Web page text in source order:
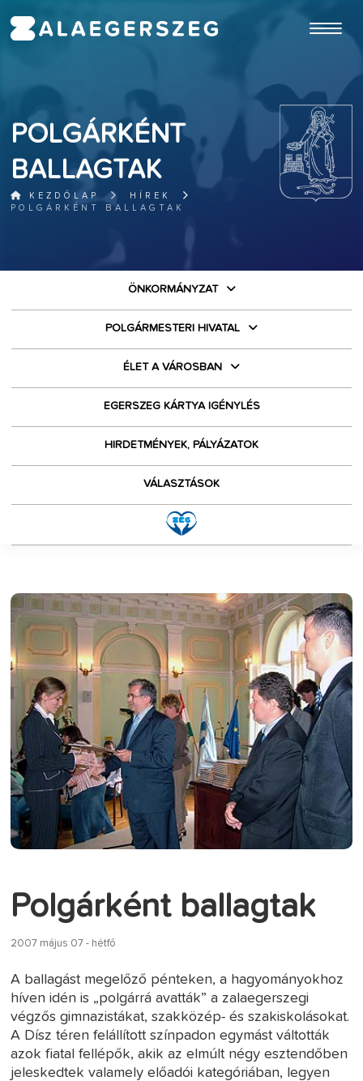
POLGÁRKÉNT
BALLAGTAK
KEZDŐLAP
HÍREK
POLGÁRKÉNT BALLAGTAK
ÖNKORMÁNYZAT
POLGÁRMESTERI HIVATAL
ÉLET A VÁROSBAN
EGERSZEG KÁRTYA IGÉNYLÉS
HIRDETMÉNYEK, PÁLYÁZATOK
VÁLASZTÁSOK
Polgárként ballagtak
2007 május 07 - hétfő
A ballagást megelőző pénteken, a hagyományokhoz
híven idén is „polgárrá avatták” a zalaegerszegi
végzős gimnazistákat, szakközép- és szakiskolásokat.
A Dísz téren felállított színpadon egymást váltották
azok fiatal fellépők, akik az elmúlt négy esztendőben
jeleskedtek valamely előadói kategóriában, legyen